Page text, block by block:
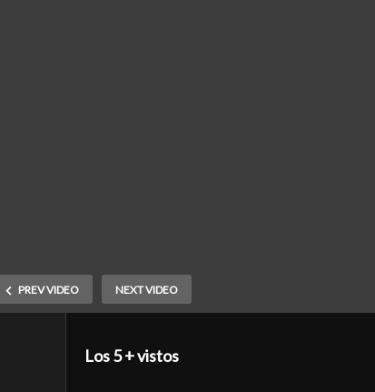
PREV VIDEO NEXT VIDEO
Los 5 + vistos